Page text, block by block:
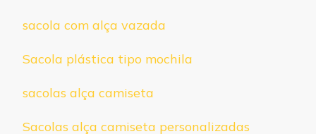
sacola com alça vazada
Sacola plástica tipo mochila
sacolas alça camiseta
Sacolas alça camiseta personalizadas